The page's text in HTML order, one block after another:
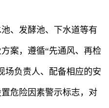
、发酵池、下水道等有
案，遵循“先通风、再检
场负责人、配备相应的安
危险因素警示标志，对